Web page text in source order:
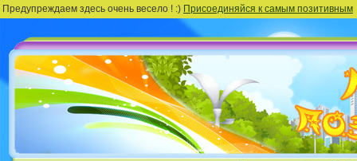
Предупреждаем здесь очень весело ! :) Присоединяйся к самым позитивным